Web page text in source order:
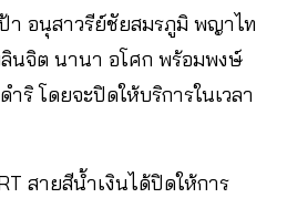
า อนุสาวรีย์ชัยสมรภูมิ พญาไท
นจิต นานา อโศก พร้อมพงษ์
ริ โดยจะปิดให้บริการในเวลา
สายสีน้ำเงินได้ปิดให้การ